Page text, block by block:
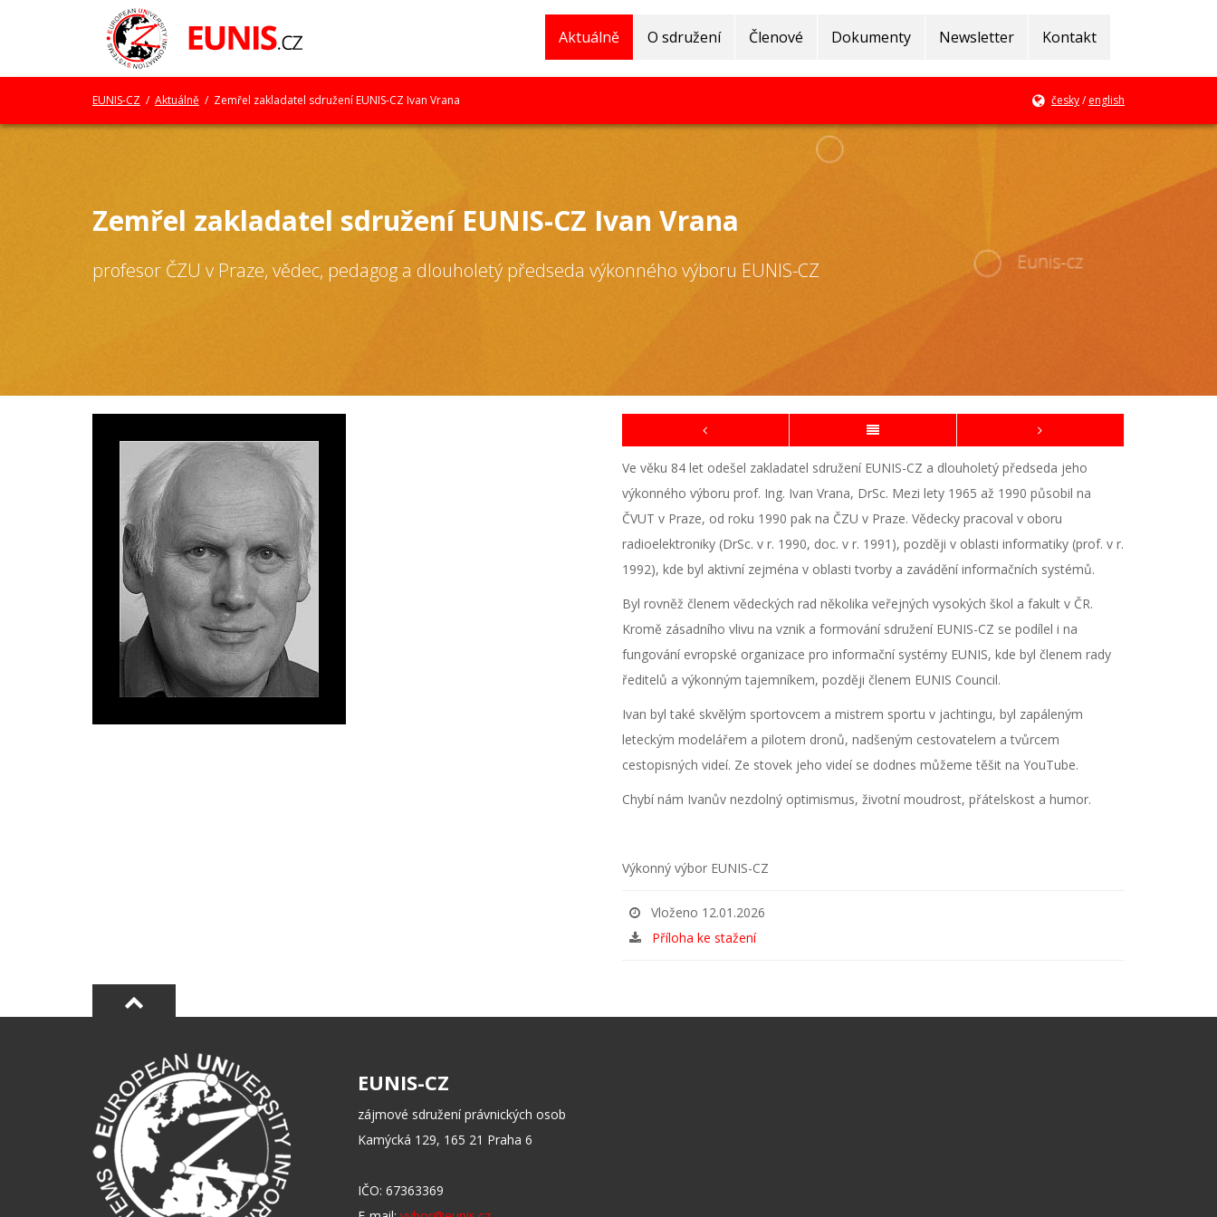
Aktuálně O sdružení Členové Dokumenty Newsletter Kontakt
EUNIS-CZ / Aktuálně / Zemřel zakladatel sdružení EUNIS-CZ Ivan Vrana česky/english
Zemřel zakladatel sdružení EUNIS-CZ Ivan Vrana
profesor ČZU v Praze, vědec, pedagog a dlouholetý předseda výkonného výboru EUNIS-CZ
Ve věku 84 let odešel zakladatel sdružení EUNIS-CZ a dlouholetý předseda jeho
výkonného výboru prof. Ing. Ivan Vrana, DrSc. Mezi lety 1965 až 1990 působil na
ČVUT v Praze, od roku 1990 pak na ČZU v Praze. Vědecky pracoval v oboru
radioelektroniky (DrSc. v r. 1990, doc. v r. 1991), později v oblasti informatiky (prof. v r.
1992), kde byl aktivní zejména v oblasti tvorby a zavádění informačních systémů.
Byl rovněž členem vědeckých rad několika veřejných vysokých škol a fakult v ČR.
Kromě zásadního vlivu na vznik a formování sdružení EUNIS-CZ se podílel i na
fungování evropské organizace pro informační systémy EUNIS, kde byl členem rady
ředitelů a výkonným tajemníkem, později členem EUNIS Council.
Ivan byl také skvělým sportovcem a mistrem sportu v jachtingu, byl zapáleným
leteckým modelářem a pilotem dronů, nadšeným cestovatelem a tvůrcem
cestopisných videí. Ze stovek jeho videí se dodnes můžeme těšit na YouTube.
Chybí nám Ivanův nezdolný optimismus, životní moudrost, přátelskost a humor.
Výkonný výbor EUNIS-CZ
Vloženo 12.01.2026
Příloha ke stažení
EUNIS-CZ
zájmové sdružení právnických osob
Kamýcká 129, 165 21 Praha 6
IČO: 67363369